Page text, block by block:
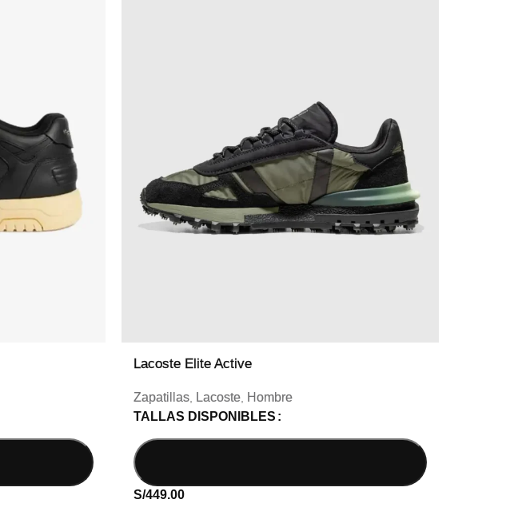
Lacoste Elite Active
Zapatillas, Lacoste, Hombre
TALLAS DISPONIBLES
S/449.00